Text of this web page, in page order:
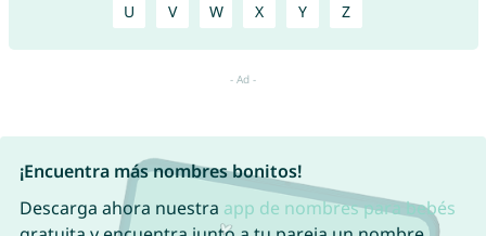
U V W X Y Z
¡Encuentra más nombres bonitos!
Descarga ahora nuestra app de nombres para bebés